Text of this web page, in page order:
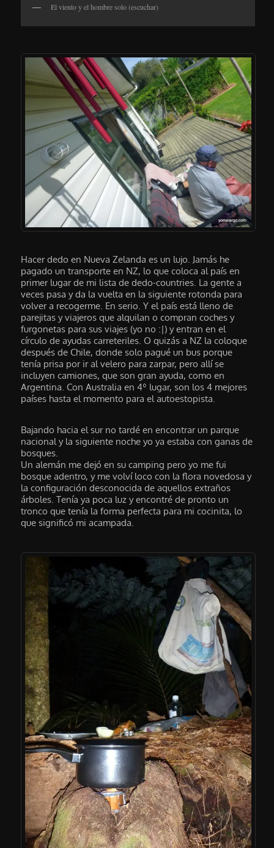
El viento y el hombre solo (escuchar)
Hacer dedo en Nueva Zelanda es un lujo. Jamás he
pagado un transporte en NZ, lo que coloca al país en
primer lugar de mi lista de dedo-countries. La gente a
veces pasa y da la vuelta en la siguiente rotonda para
volver a recogerme. En serio. Y el país está lleno de
parejitas y viajeros que alquilan o compran coches y
furgonetas para sus viajes (yo no :|) y entran en el
círculo de ayudas carreteriles. O quizás a NZ la coloque
después de Chile, donde solo pagué un bus porque
tenía prisa por ir al velero para zarpar, pero allí se
incluyen camiones, que son gran ayuda, como en
Argentina. Con Australia en 4º lugar, son los 4 mejores
países hasta el momento para el autoestopista.
Bajando hacia el sur no tardé en encontrar un parque
nacional y la siguiente noche yo ya estaba con ganas de
bosques.
Un alemán me dejó en su camping pero yo me fui
bosque adentro, y me volví loco con la flora novedosa y
la configuración desconocida de aquellos extraños
árboles. Tenía ya poca luz y encontré de pronto un
tronco que tenía la forma perfecta para mi cocinita, lo
que significó mi acampada.